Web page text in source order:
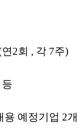
연2회 , 각 7주)
용 예정기업 2개